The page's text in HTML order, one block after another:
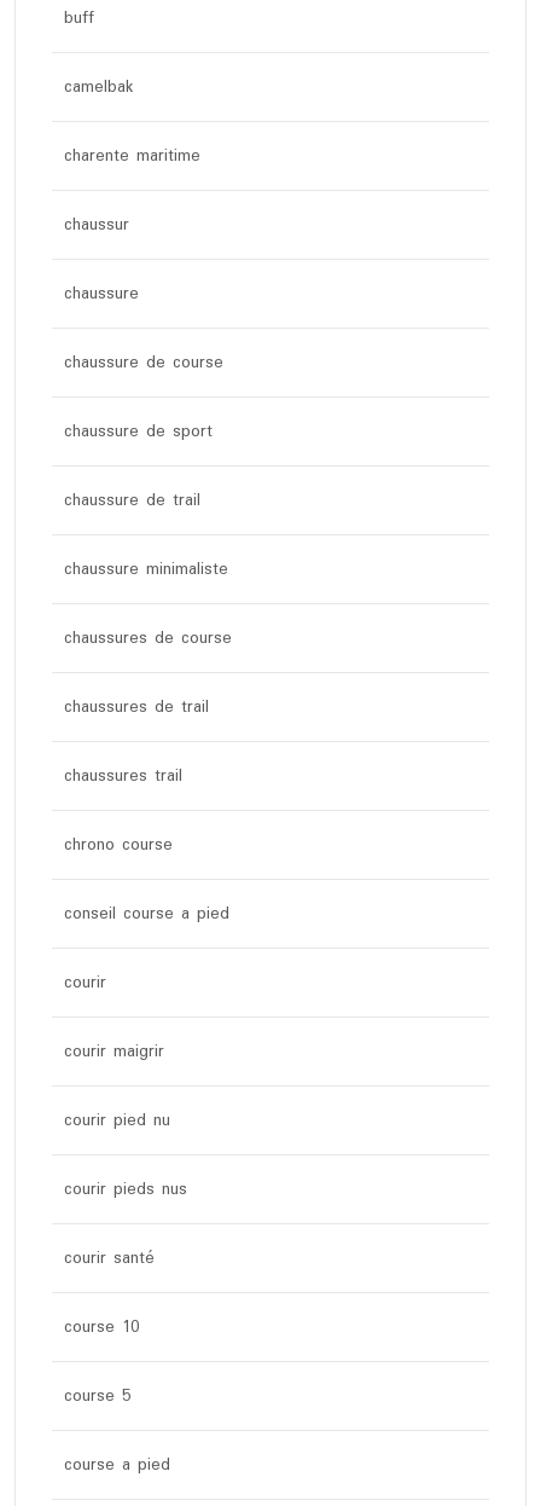
buff
camelbak
charente maritime
chaussur
chaussure
chaussure de course
chaussure de sport
chaussure de trail
chaussure minimaliste
chaussures de course
chaussures de trail
chaussures trail
chrono course
conseil course a pied
courir
courir maigrir
courir pied nu
courir pieds nus
courir santé
course 10
course 5
course a pied